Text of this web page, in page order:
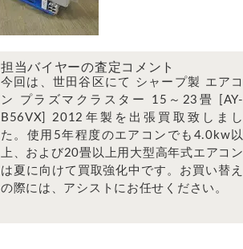
担当バイヤーの査定コメント
今回は、世田谷区にて シャープ製 エアコ
ン プラズマクラスター 15～23畳 [AY-
B56VX] 2012年製を出張買取致しまし
た。使用5年程度のエアコンでも4.0kw以
上、および20畳以上用大型高年式エアコン
は夏に向けて買取強化中です。お買い替え
の際には、アシストにお任せください。